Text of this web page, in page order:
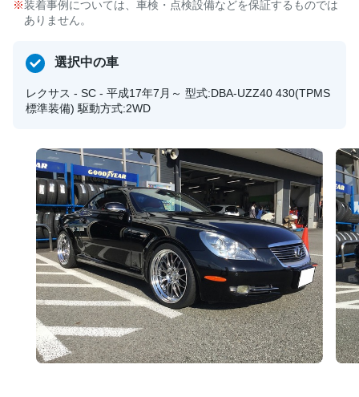
装着事例については、車検・点検設備などを保証するものでは
ありません。
選択中の車
レクサス - SC - 平成17年7月～ 型式:DBA-UZZ40 430(TPMS
標準装備) 駆動方式:2WD